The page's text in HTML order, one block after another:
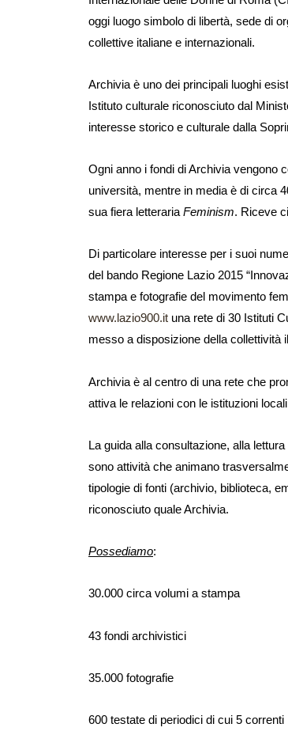
oggi luogo simbolo di libertà, sede di
collettive italiane e internazionali.
Archivia è uno dei principali luoghi
Istituto culturale riconosciuto dal
interesse storico e culturale dalla
Ogni anno i fondi di Archivia vengono
università, mentre in media è di circa
sua fiera letteraria Feminism. Riceve
Di particolare interesse per i suoi
del bando Regione Lazio 2015
stampa e fotografie del movimento
www.lazio900.it una rete di 30 Istituti
messo a disposizione della collettività
Archivia è al centro di una rete che
attiva le relazioni con le istituzioni
La guida alla consultazione, alla
sono attività che animano
tipologie di fonti (archivio, biblioteca,
riconosciuto quale Archivia.
Possediamo:
30.000 circa volumi a stampa
43 fondi archivistici
35.000 fotografie
600 testate di periodici di cui 5 correnti